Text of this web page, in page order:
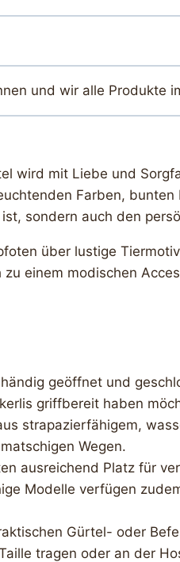
und wir alle Produkte
wird mit Liebe und
Farben,
sondern auch den
über lustige
einem modischen
geöffnet und
griffbereit haben
strapazierfähigem,
Wegen.
ausreichend Platz für
Modelle verfügen
Gürtel- oder
tragen oder an der